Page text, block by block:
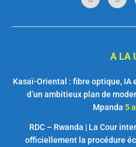
A LA
Kasaï-Oriental : fibre optique,
d’un ambitieux plan de
Mpanda 5
RDC – Rwanda | La Cour
officiellement la procédure